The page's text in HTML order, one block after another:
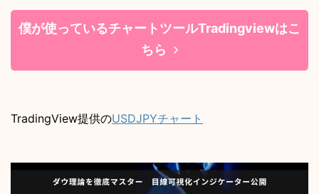
僕が使っているチャートツールTradingviewはこ
ちら
TradingView提供のUSDJPYチャート